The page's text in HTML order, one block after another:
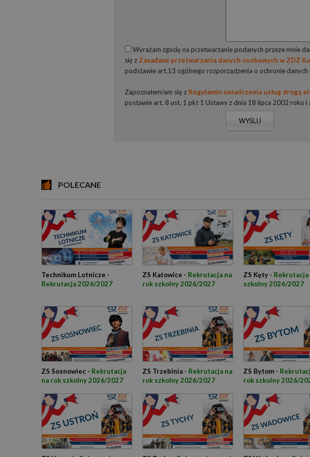
Wyrażam zgodę na przetwarzanie podanych przeze mnie
się z Zasadami przetwarzania danych osobowych w ZDZ
podstawie art.13 ogólnego rozporządzenia o ochronie danych
Zapoznałem/am się z Regulamin świadczenia usług drogą
postawie art. 8 ust. 1 pkt 1 Ustawy z dnia 18 lipca 2002 roku i
WYŚLIJ
POLECANE
Technikum Lotnicze -
Rekrutacja 2026/2027
ZS Katowice - Rekrutacja na
rok szkolny 2026/2027
ZS Kęty - Rekrutacja
szkolny 2026/2027
ZS Sosnowiec - Rekrutacja
na rok szkolny 2026/2027
ZS Trzebinia - Rekrutacja na
rok szkolny 2026/2027
ZS Bytom -
rok szkolny 2026/